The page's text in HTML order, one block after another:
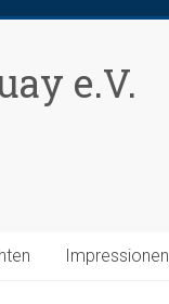
e.V.
Impressionen